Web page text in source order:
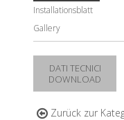
Installationsblatt
Gallery
DATI TECNICI
DOWNLOAD
Zurück zur